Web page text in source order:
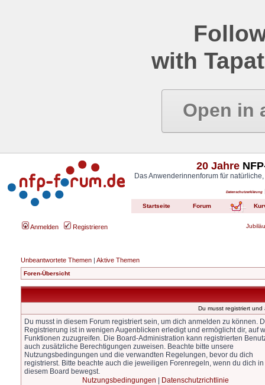
with
Open in
20 Jahre
Das Anwenderinnenforum für
Datenschutzerklärung
Startseite Forum
Anmelden Registrieren
Unbeantwortete Themen | Aktive Themen
Foren-Übersicht
Du musst registriert
Du musst in diesem Forum registriert sein, um dich anmelden zu können.
Registrierung ist in wenigen Augenblicken erledigt und ermöglicht dir, auf
Funktionen zuzugreifen. Die Board-Administration kann registrierten
auch zusätzliche Berechtigungen zuweisen. Beachte bitte unsere
Nutzungsbedingungen und die verwandten Regelungen, bevor du dich
registrierst. Bitte beachte auch die jeweiligen Forenregeln, wenn du dich in
diesem Board bewegst.
Nutzungsbedingungen
Datenschutzrichtlinie